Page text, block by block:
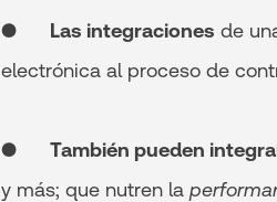
● Las integraciones de
electrónica al proceso de
● También pueden
y más; que nutren la